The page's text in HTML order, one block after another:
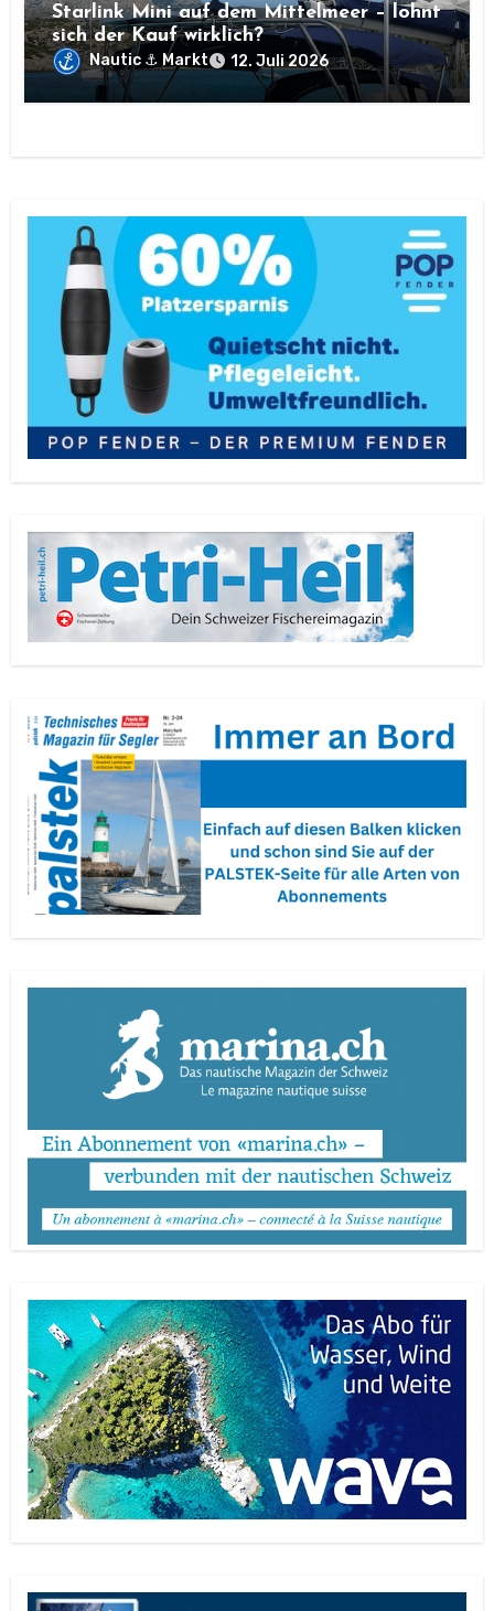
Starlink Mini auf dem Mittelmeer – lohnt
sich der Kauf wirklich?
Nautic ⚓ Markt 12. Juli 2026